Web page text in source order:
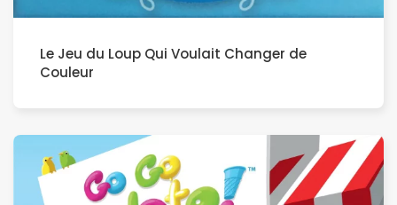
Le Jeu du Loup Qui Voulait Changer de
Couleur